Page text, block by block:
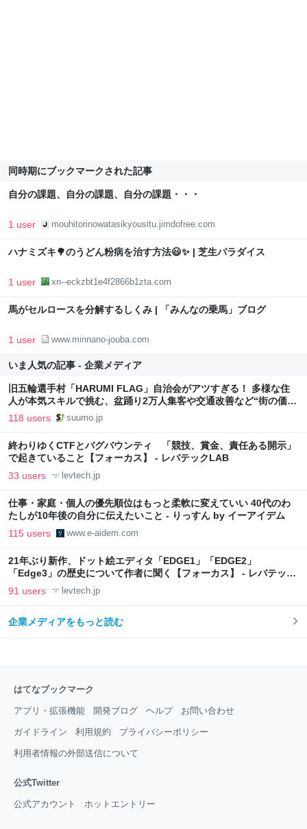
同時期にブックマークされた記事
自分の課題、自分の課題、自分の課題・・・
1 user mouhitorinowatasikyousitu.jimdofree.com
ハナミズキ🌳のうどん粉病を治す方法😃✨ | 芝生パラダイス
1 user xn--eckzbt1e4f2866b1zta.com
馬がセルロースを分解するしくみ | 「みんなの乗馬」ブログ
1 user www.minnano-jouba.com
いま人気の記事 - 企業メディア
旧五輪選手村「HARUMI FLAG」自治会がアツすぎる！ 多様な住
人が本気スキルで挑む、盆踊り2万人集客や交通改善など“街の価値
向上”戦略 東京・中央区
118 users suumo.jp
終わりゆくCTFとバグバウンティ 「競技、賞金、責任ある開示」
で起きていること【フォーカス】 - レバテックLAB
33 users levtech.jp
仕事・家庭・個人の優先順位はもっと柔軟に変えていい 40代のわ
たしが10年後の自分に伝えたいこと - りっすん by イーアイデム
115 users www.e-aidem.com
21年ぶり新作、ドット絵エディタ「EDGE1」「EDGE2」
「Edge3」の歴史について作者に聞く【フォーカス】 - レバテック
LAB
91 users levtech.jp
企業メディアをもっと読む
はてなブックマーク
アプリ・拡張機能 開発ブログ ヘルプ お問い合わせ
ガイドライン 利用規約 プライバシーポリシー
利用者情報の外部送信について
公式Twitter
公式アカウント ホットエントリー